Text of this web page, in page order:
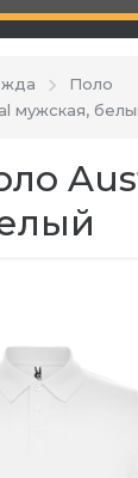
Поло
мужская,